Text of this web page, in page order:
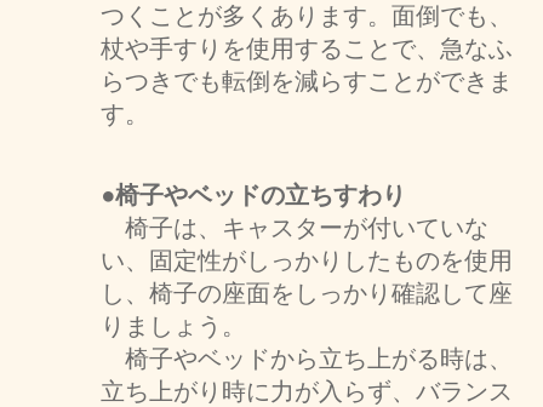
つくことが多くあります。面倒でも、
杖や手すりを使用することで、急なふ
らつきでも転倒を減らすことができま
す。
●椅子やベッドの立ちすわり
椅子は、キャスターが付いていな
い、固定性がしっかりしたものを使用
し、椅子の座面をしっかり確認して座
りましょう。
椅子やベッドから立ち上がる時は、
立ち上がり時に力が入らず、バランス